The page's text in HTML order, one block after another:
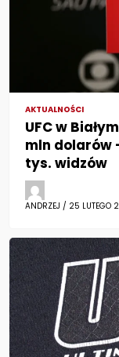
AKTUALNOŚCI
UFC w
mln dolarów
tys. widzów
ANDRZEJ / 25 LUTEGO